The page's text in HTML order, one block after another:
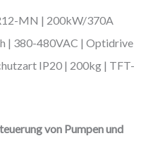
MN | 200kW/370A
| 380-480VAC | Optidrive
IP20 | 200kg | TFT-
von Pumpen und